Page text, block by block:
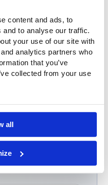
content and ads, to
to analyse our traffic.
your use of our site with
analytics partners who
that you’ve
collected from your use
all
más información? No
nosotros. Llámenos al
lo antes posible.